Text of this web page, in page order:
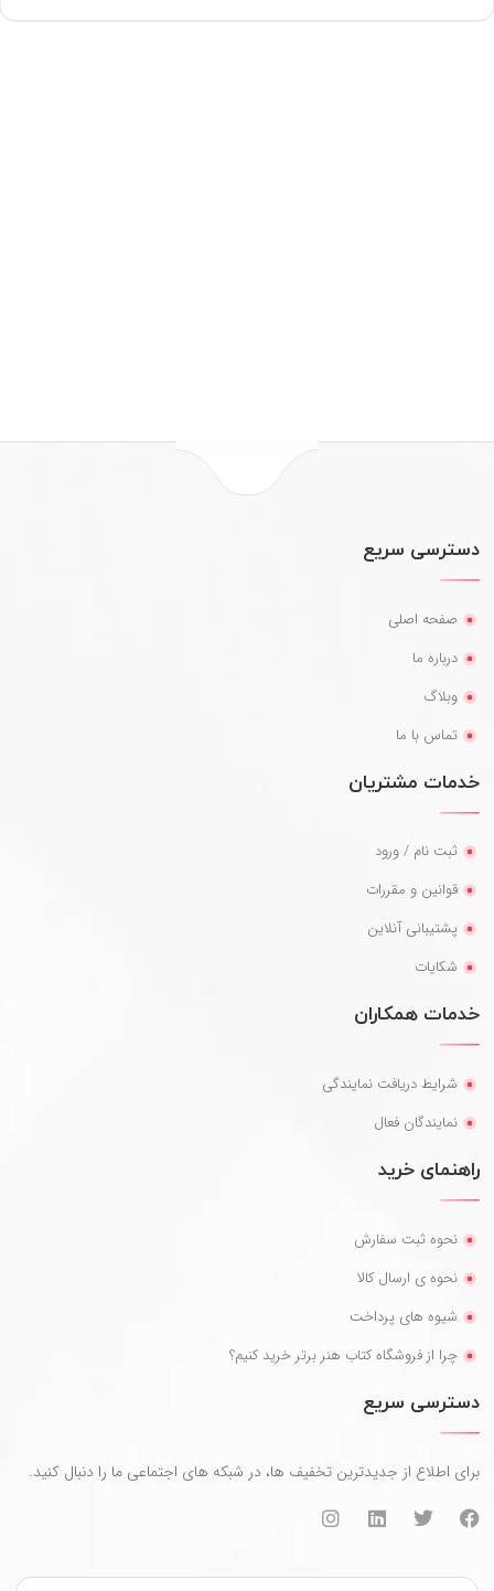
دسترسی سریع
صفحه اصلی
درباره ما
وبلاگ
تماس با ما
خدمات مشتریان
ثبت نام / ورود
قوانین و مقررات
پشتیبانی آنلاین
شکایات
خدمات همکاران
شرایط دریافت نمایندگی
نمایندگان فعال
راهنمای خرید
نحوه ثبت سفارش
نحوه ی ارسال کالا
شیوه های پرداخت
چرا از فروشگاه کتاب هنر برتر خرید کنیم؟
دسترسی سریع
برای اطلاع از جدیدترین تخفیف ها، در شبکه های اجتماعی ما را دنبال کنید.